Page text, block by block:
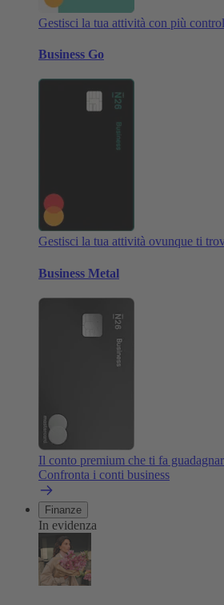
Gestisci la tua attività con più
Business Go
Gestisci la tua attività ovunque ti
Business Metal
Il conto premium che ti fa
Confronta i conti business
Finanze
In evidenza